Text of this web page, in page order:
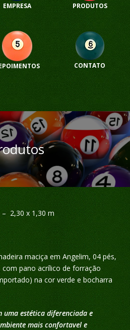
EMPRESA PRODUTOS
CONTATO
– 2,30 x 1,30 m
maciça em Angelim, 04 pés,
pano acrílico de forração
na cor verde e bocharra
uma estética diferenciada e
mais confortavel e